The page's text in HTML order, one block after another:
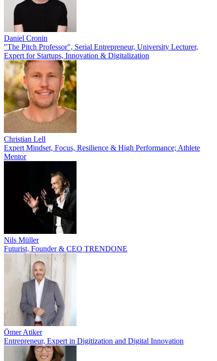
Daniel Cronin
"The Pitch Professor", Serial Entrepreneur, University Lecturer,
Expert for Startups, Innovation & Digitalization
Christian Lell
Expert Mindset, Focus, Resilience & High Performance; Athlete
Mentor
Nils Müller
Futurist, Founder & CEO TRENDONE
Ömer Atiker
Entrepreneur, Expert in Digitization and Digital Innovation